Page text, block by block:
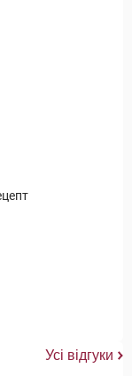
Усі відгуки